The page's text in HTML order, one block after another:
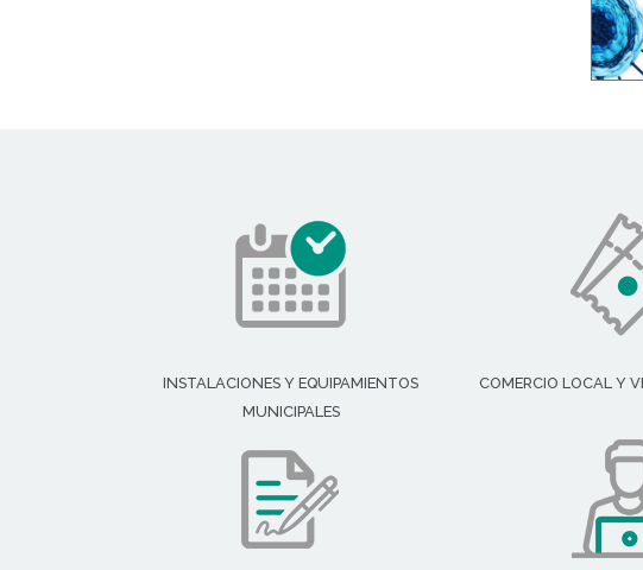
INSTALACIONES Y EQUIPAMIENTOS
MUNICIPALES
COMERCIO LOCAL Y